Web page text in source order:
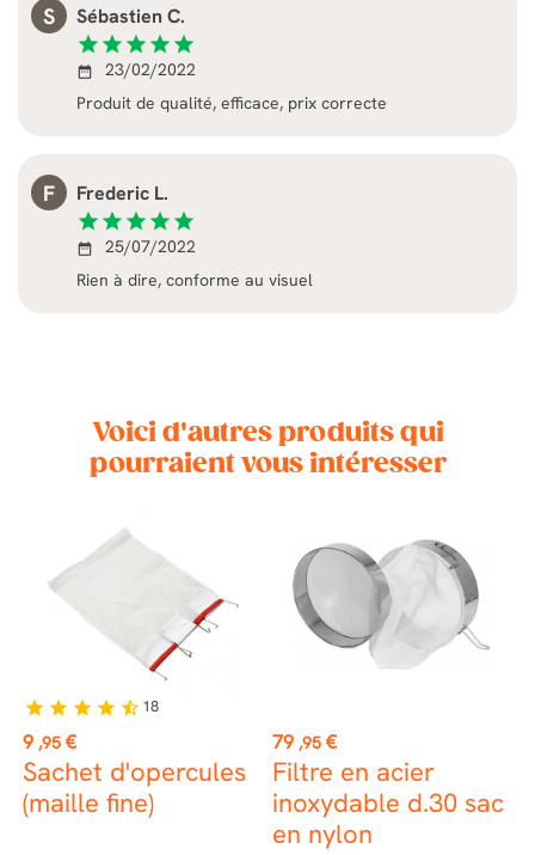
S Sébastien C.
star star star star star
date_range
23/02/2022
Produit de qualité, efficace, prix correcte
F Frederic L.
star star star star star
date_range
25/07/2022
Rien à dire, conforme au visuel
Voici d'autres produits qui
pourraient vous intéresser
Prix
9 ,95 €
Sachet d'opercules
(maille fine)
star star star star star_half 18
Prix
79 ,95 €
Filtre en acier
inoxydable d.30 sac
en nylon